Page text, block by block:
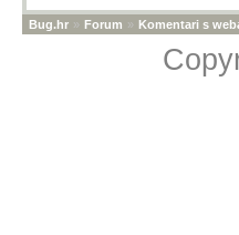
Bug.hr » Forum » Komentari s